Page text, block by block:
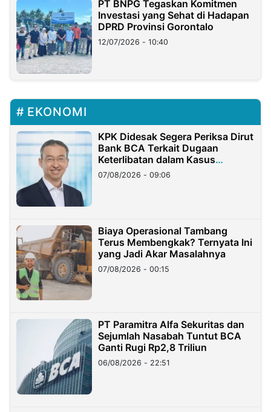
PT BNPG Tegaskan Komitmen
Investasi yang Sehat di Hadapan
DPRD Provinsi Gorontalo
12/07/2026 - 10:40
EKONOMI
KPK Didesak Segera Periksa Dirut
Bank BCA Terkait Dugaan
Keterlibatan dalam Kasus
Hilangnya Dana Nasabah Rp2,58
Miliar
07/08/2026 - 09:06
Biaya Operasional Tambang
Terus Membengkak? Ternyata Ini
yang Jadi Akar Masalahnya
07/08/2026 - 00:15
PT Paramitra Alfa Sekuritas dan
Sejumlah Nasabah Tuntut BCA
Ganti Rugi Rp2,8 Triliun
06/08/2026 - 22:51